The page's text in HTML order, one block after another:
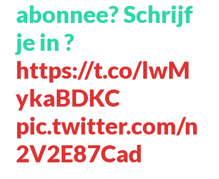
abonnee? Schrijf
je in ?
https://t.co/lwM
ykaBDKC
pic.twitter.com/n
2V2E87Cad